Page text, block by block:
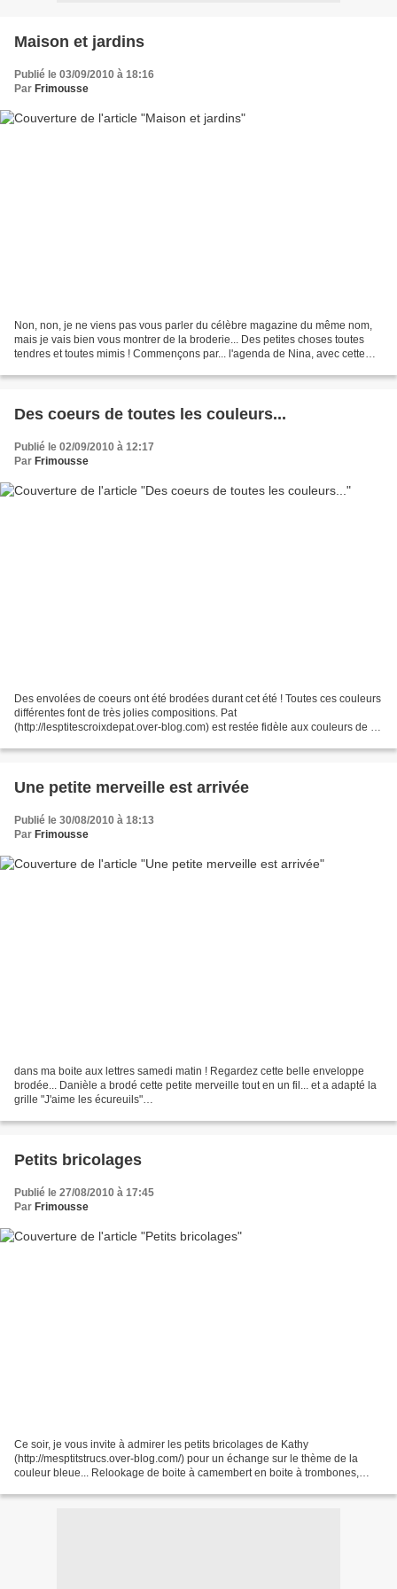
Maison et jardins
Publié le 03/09/2010 à 18:16
Par Frimousse
Non, non, je ne viens pas vous parler du célèbre magazine du même nom,
mais je vais bien vous montrer de la broderie... Des petites choses toutes
tendres et toutes mimis ! Commençons par... l'agenda de Nina, avec cette
Des coeurs de toutes les couleurs...
Publié le 02/09/2010 à 12:17
Par Frimousse
Des envolées de coeurs ont été brodées durant cet été ! Toutes ces couleurs
différentes font de très jolies compositions. Pat
(http://lesptitescroixdepat.over-blog.com) est restée fidèle aux couleurs de la
Une petite merveille est arrivée
Publié le 30/08/2010 à 18:13
Par Frimousse
dans ma boite aux lettres samedi matin ! Regardez cette belle enveloppe
brodée... Danièle a brodé cette petite merveille tout en un fil... et a adapté la
grille "J'aime les écureuils"
"J'aime...
Petits bricolages
Publié le 27/08/2010 à 17:45
Par Frimousse
Ce soir, je vous invite à admirer les petits bricolages de Kathy
(http://mesptitstrucs.over-blog.com/) pour un échange sur le thème de la
couleur bleue... Relookage de boite à camembert en boite à trombones,
http://www.leschroniquesdefrimousse.com/article-3714679.html...